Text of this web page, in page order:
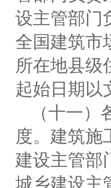
设主管部门
全国建筑市
所在地县级
起始日期以
（十一
度。建筑施
建设主管部
城乡建设主